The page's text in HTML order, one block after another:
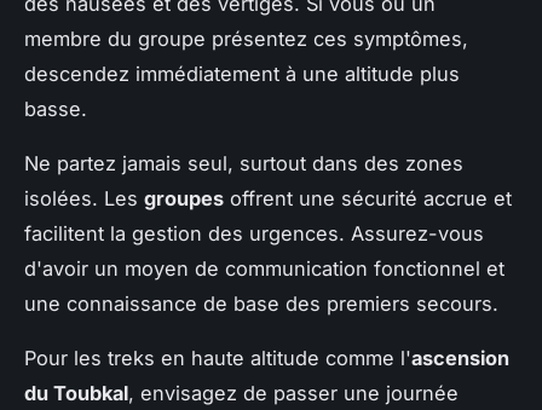
membre du groupe présentez ces symptômes,
descendez immédiatement à une altitude plus
basse.
Ne partez jamais seul, surtout dans des zones
isolées. Les groupes offrent une sécurité accrue et
facilitent la gestion des urgences. Assurez-vous
d'avoir un moyen de communication fonctionnel et
une connaissance de base des premiers secours.
Pour les treks en haute altitude comme l'ascension
du Toubkal, envisagez de passer une journée